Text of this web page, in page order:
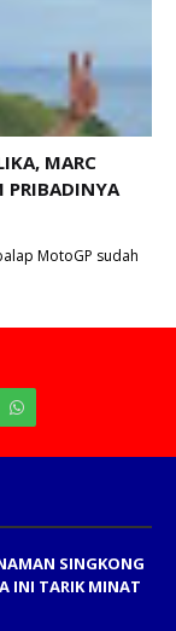
MARC
PRIBADINYA
MotoGP sudah
SINGKONG
INI TARIK MINAT